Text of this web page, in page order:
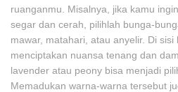
ruanganmu. Misalnya, jika kamu
segar dan cerah, pilihlah bunga-
mawar, matahari, atau anyelir. Di
menciptakan nuansa tenang dan
lavender atau peony bisa menjadi
Memadukan warna-warna tersebut